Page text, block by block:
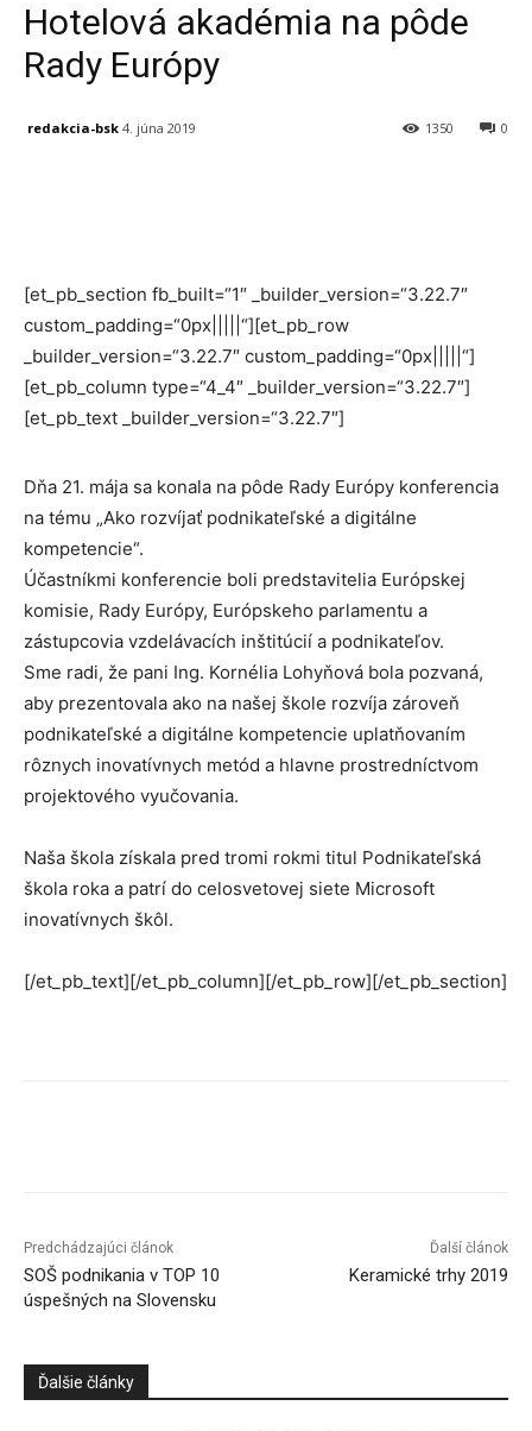
Hotelová akadémia na pôde
Rady Európy
redakcia-bsk 4. júna 2019 0
1350
[et_pb_section fb_built=“1″ _builder_version=“3.22.7″
custom_padding=“0px|||||“][et_pb_row
_builder_version=“3.22.7″ custom_padding=“0px|||||“]
[et_pb_column type=“4_4″ _builder_version=“3.22.7″]
[et_pb_text _builder_version=“3.22.7″]
Dňa 21. mája sa konala na pôde Rady Európy konferencia
na tému „Ako rozvíjať podnikateľské a digitálne
kompetencie“.
Účastníkmi konferencie boli predstavitelia Európskej
komisie, Rady Európy, Európskeho parlamentu a
zástupcovia vzdelávacích inštitúcií a podnikateľov.
Sme radi, že pani Ing. Kornélia Lohyňová bola pozvaná,
aby prezentovala ako na našej škole rozvíja zároveň
podnikateľské a digitálne kompetencie uplatňovaním
rôznych inovatívnych metód a hlavne prostredníctvom
projektového vyučovania.
Naša škola získala pred tromi rokmi titul Podnikateľská
škola roka a patrí do celosvetovej siete Microsoft
inovatívnych škôl.
[/et_pb_text][/et_pb_column][/et_pb_row][/et_pb_section]
Predchádzajúci článok
SOŠ podnikania v TOP 10
úspešných na Slovensku
Ďalší článok
Keramické trhy 2019
Ďalšie články